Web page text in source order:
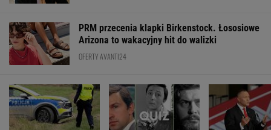
PRM przecenia klapki Birkenstock. Łososiowe
Arizona to wakacyjny hit do walizki
OFERTY AVANTI24